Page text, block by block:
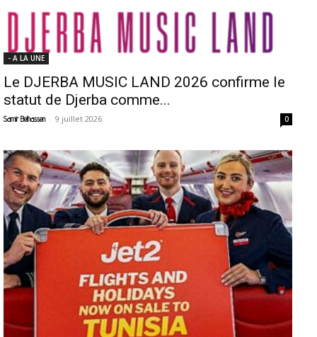
- A LA UNE
Le DJERBA MUSIC LAND 2026 confirme le
statut de Djerba comme...
Samir Belhassen - 9 juillet 2026 0